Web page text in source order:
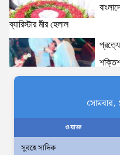
ব্যারিস্টার মীর হেলাল
গণঅভ্যুত্থান দিবসে প্রতিমন্ত্রী
করতে হবে: স্থানীয় সরকার
ওয়াক্ত
সুবহে সাদিক